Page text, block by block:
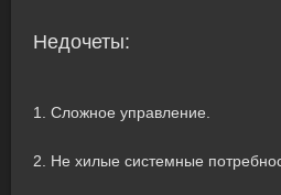
Недочеты:
1. Сложное управление.
2. Не хилые системные